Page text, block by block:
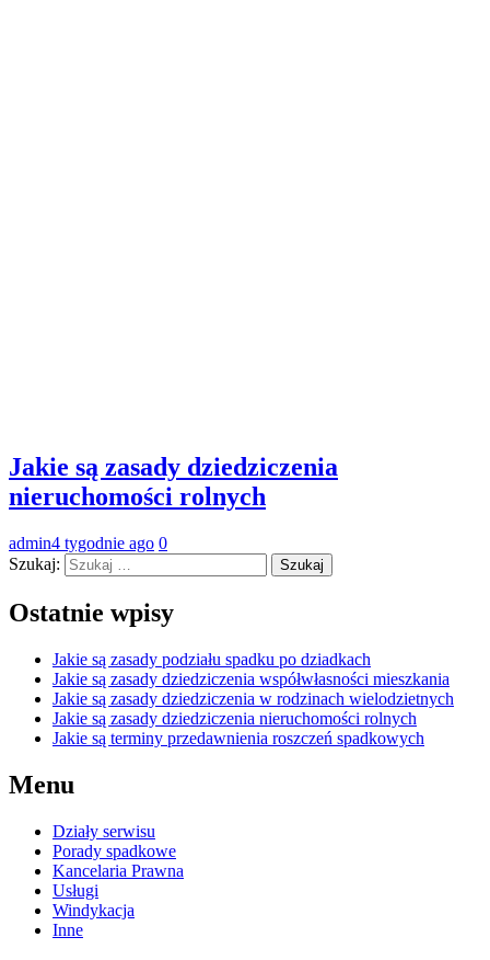
Jakie są zasady dziedziczenia
nieruchomości rolnych
admin4 tygodnie ago 0
Szukaj:
Ostatnie wpisy
Jakie są zasady podziału spadku po dziadkach
Jakie są zasady dziedziczenia współwłasności mieszkania
Jakie są zasady dziedziczenia w rodzinach wielodzietnych
Jakie są zasady dziedziczenia nieruchomości rolnych
Jakie są terminy przedawnienia roszczeń spadkowych
Menu
Działy serwisu
Porady spadkowe
Kancelaria Prawna
Usługi
Windykacja
Inne